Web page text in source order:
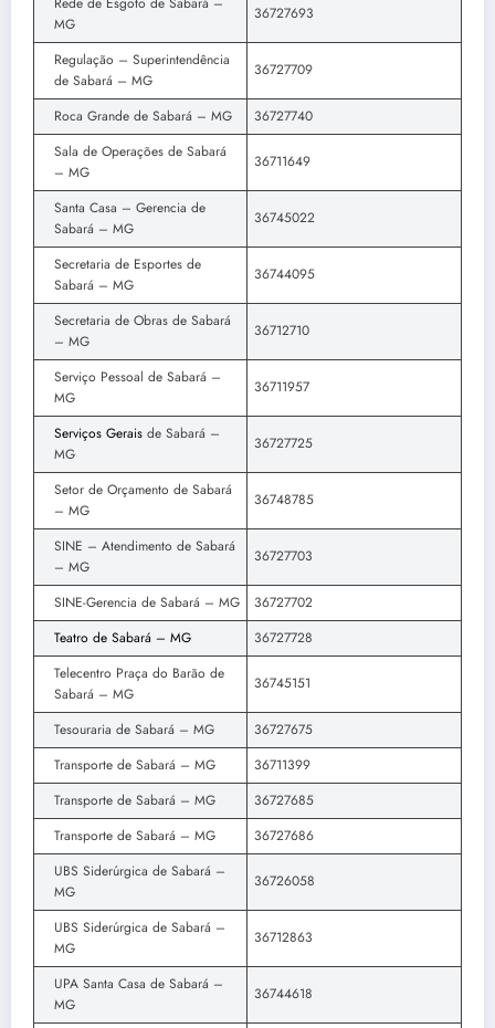
MG
36727693
Regulação – Superintendência
de Sabará – MG
36727709
Roca Grande de Sabará – MG
36727740
Sala de Operações de Sabará
– MG
36711649
Santa Casa – Gerencia de
Sabará – MG
36745022
Secretaria de Esportes de
Sabará – MG
36744095
Secretaria de Obras de Sabará
– MG
36712710
Serviço Pessoal de Sabará –
MG
36711957
Serviços Gerais de Sabará –
MG
36727725
Setor de Orçamento de Sabará
– MG
36748785
SINE – Atendimento de Sabará
– MG
36727703
SINE-Gerencia de Sabará – MG
36727702
Teatro de Sabará – MG
36727728
Telecentro Praça do Barão de
Sabará – MG
36745151
Tesouraria de Sabará – MG
36727675
Transporte de Sabará – MG
36711399
Transporte de Sabará – MG
36727685
Transporte de Sabará – MG
36727686
UBS Siderúrgica de Sabará –
MG
36726058
UBS Siderúrgica de Sabará –
MG
36712863
UPA Santa Casa de Sabará –
MG
36744618